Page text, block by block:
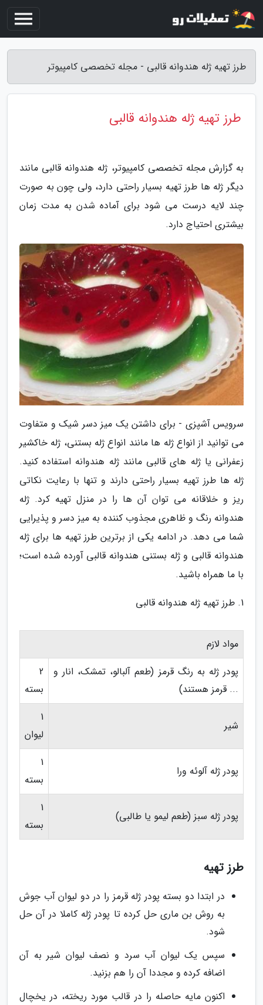
طرز تهیه ژله هندوانه قالبی - مجله تخصصی کامپیوتر
طرز تهیه ژله هندوانه قالبی
به گزارش مجله تخصصی کامپیوتر، ژله هندوانه قالبی مانند
دیگر ژله ها طرز تهیه بسیار راحتی دارد، ولی چون به صورت
چند لایه درست می شود برای آماده شدن به مدت زمان
بیشتری احتیاج دارد.
سرویس آشپزی - برای داشتن یک میز دسر شیک و متفاوت
می توانید از انواع ژله ها مانند انواع ژله بستنی، ژله خاکشیر
زعفرانی یا ژله های قالبی مانند ژله هندوانه استفاده کنید.
ژله ها طرز تهیه بسیار راحتی دارند و تنها با رعایت نکاتی
ریز و خلاقانه می توان آن ها را در منزل تهیه کرد. ژله
هندوانه رنگ و ظاهری مجذوب کننده به میز دسر و پذیرایی
شما می دهد. در ادامه یکی از برترین طرز تهیه ها برای ژله
هندوانه قالبی و ژله بستنی هندوانه قالبی آورده شده است؛
با ما همراه باشید.
1. طرز تهیه ژله هندوانه قالبی
مواد لازم
پودر ژله به رنگ قرمز (طعم آلبالو، تمشک، انار و
... قرمز هستند)
2
بسته
شیر
1
لیوان
پودر ژله آلوئه ورا
1
بسته
پودر ژله سبز (طعم لیمو یا طالبی)
1
بسته
طرز تهیه
در ابتدا دو بسته پودر ژله قرمز را در دو لیوان آب جوش
به روش بن ماری حل کرده تا پودر ژله کاملا در آن حل
شود.
سپس یک لیوان آب سرد و نصف لیوان شیر به آن
اضافه کرده و مجددا آن را هم بزنید.
اکنون مایه حاصله را در قالب مورد ریخته، در یخچال